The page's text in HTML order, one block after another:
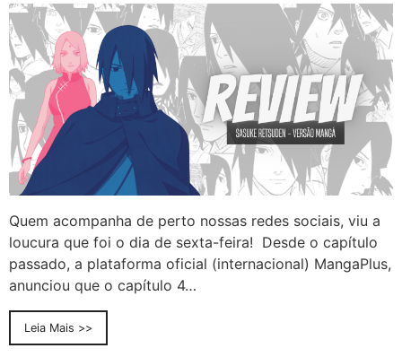
Quem acompanha de perto nossas redes sociais, viu a
loucura que foi o dia de sexta-feira! Desde o capítulo
passado, a plataforma oficial (internacional) MangaPlus,
anunciou que o capítulo 4…
Leia Mais >>